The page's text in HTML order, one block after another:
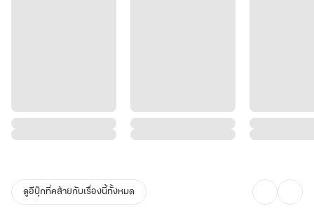
ดูอีบุ๊กที่คล้ายกับเรื่องนี้ทั้งหมด